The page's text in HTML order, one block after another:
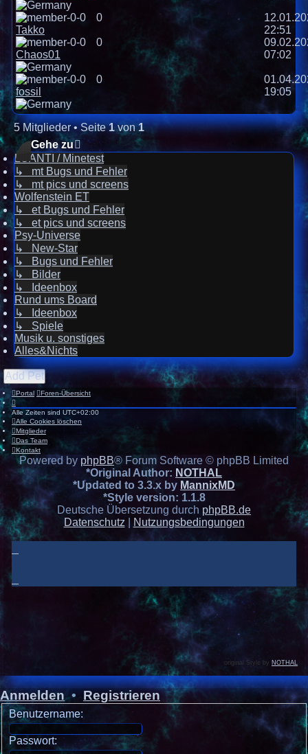
Takko
0
22:51
Chaos01
0
07:02
fossil
0
19:05
5 Mitglieder • Seite1von1
Gehe zu
LUANTI / Minetest
↳ mt Bugs und Fehler
↳ mt pics und screens
Wolfenstein ET
↳ et Bugs und Fehler
↳ et pics und screens
Psy-Universe
↳ New-Star
↳ Bugs und Fehler
↳ Bilder
↳ Ideenbox
Rund ums Board
↳ Ideenbox
↳ Spiele
Musik u. sonstiges
Alles&Nichts
Add Pet
Portal Foren-Übersicht
Alle Zeiten sind UTC+02:00
Alle Cookies löschen
Mitglieder
Das Team
Kontakt
Powered by phpBB® Forum Software © phpBB Limited
*Original Author: NOTHAL
*Updated to 3.3.x by MannixMD
*Style version: 1.1.8
Deutsche Übersetzung durch phpBB.de
Datenschutz| Nutzungsbedingungen
original Style by NOTHAL
Anmelden•Registrieren
Benutzername:
Passwort: